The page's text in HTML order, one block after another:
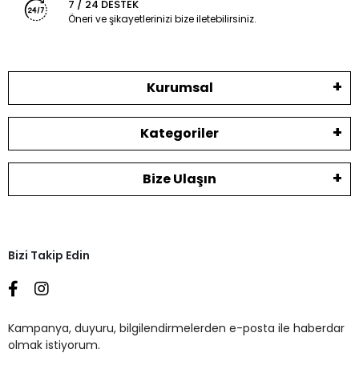
7 / 24 DESTEK
Öneri ve şikayetlerinizi bize iletebilirsiniz.
Kurumsal
Kategoriler
Bize Ulaşın
Bizi Takip Edin
Kampanya, duyuru, bilgilendirmelerden e-posta ile haberdar
olmak istiyorum.